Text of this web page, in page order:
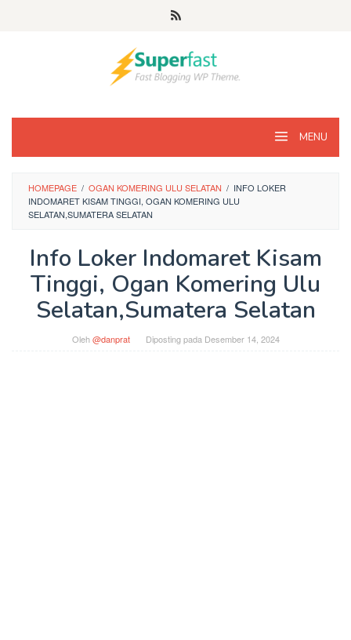
MENU
HOMEPAGE / OGAN KOMERING ULU SELATAN / INFO LOKER
INDOMARET KISAM TINGGI, OGAN KOMERING ULU
SELATAN,SUMATERA SELATAN
Info Loker Indomaret Kisam
Tinggi, Ogan Komering Ulu
Selatan,Sumatera Selatan
Oleh@danprat Diposting pada Desember 14, 2024